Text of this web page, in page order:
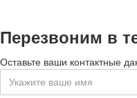
Перезвоним в
Оставьте ваши контактные